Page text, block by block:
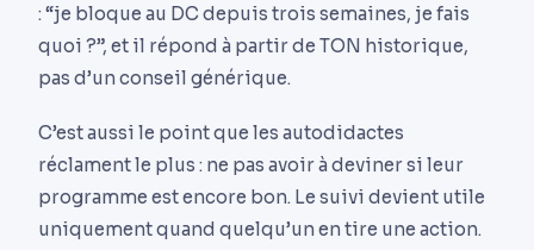
: “je bloque au DC depuis trois semaines, je fais
quoi ?”, et il répond à partir de TON historique,
pas d’un conseil générique.
C’est aussi le point que les autodidactes
réclament le plus : ne pas avoir à deviner si leur
programme est encore bon. Le suivi devient utile
uniquement quand quelqu’un en tire une action.